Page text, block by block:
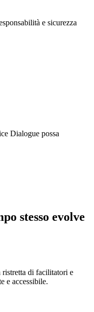
e sicurezza
Dialogue possa
stesso evolve
di facilitatori e
e accessibile.